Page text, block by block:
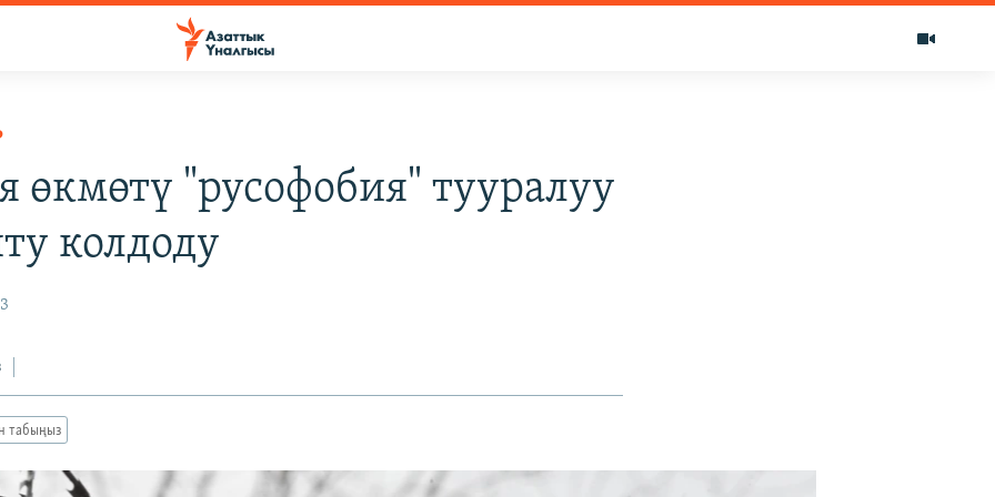
өкмөтү "русофобия" тууралуу
колдоду
табыңыз